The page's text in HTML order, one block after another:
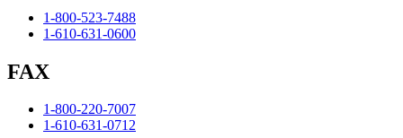
1-800-523-7488
1-610-631-0600
FAX
1-800-220-7007
1-610-631-0712